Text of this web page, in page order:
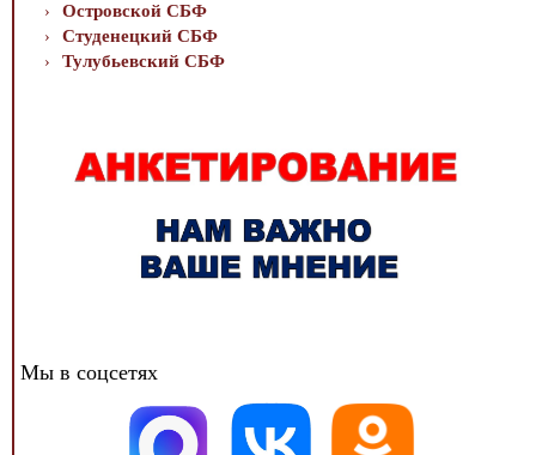
Островской СБФ
Студенецкий СБФ
Тулубьевский СБФ
Мы в соцсетях